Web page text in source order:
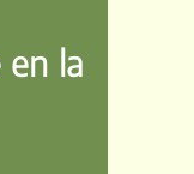
la